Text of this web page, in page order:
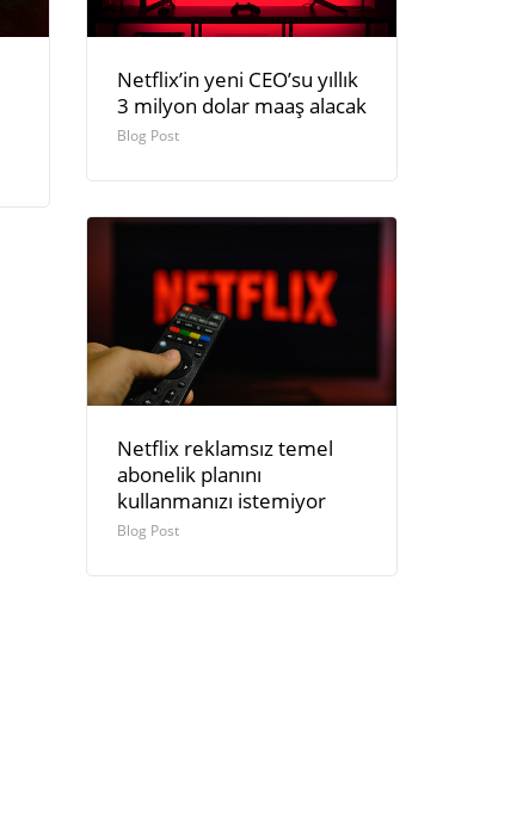
Netflix’in yeni CEO’su yıllık
3 milyon dolar maaş alacak
Blog Post
Netflix reklamsız temel
abonelik planını
kullanmanızı istemiyor
Blog Post